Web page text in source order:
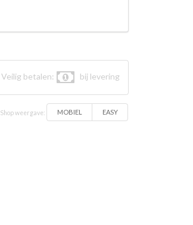
Veilig betalen: bij levering
Shop weergave: MOBIEL EASY